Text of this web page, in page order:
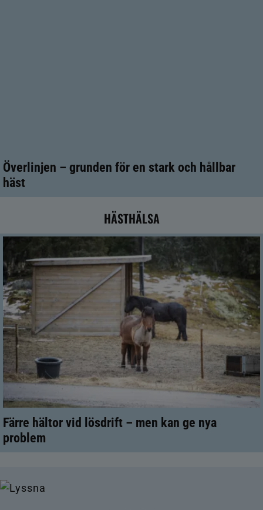
Överlinjen – grunden för en stark och hållbar
häst
HÄSTHÄLSA
Färre hältor vid lösdrift – men kan ge nya
problem